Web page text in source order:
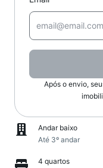
Após o envio,
Andar baixo
Até 3º andar
4 quartos